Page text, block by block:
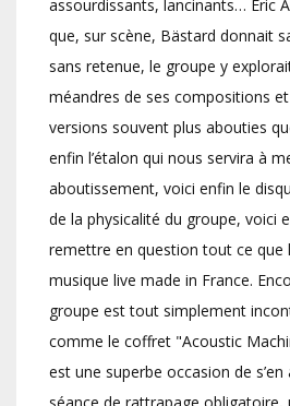
assourdissants, lancinants… Eric
que, sur scène, Bästard donnait
sans retenue, le groupe y
méandres de ses compositions
versions souvent plus abouties
enfin l’étalon qui nous servira à
aboutissement, voici enfin le
de la physicalité du groupe, voici
remettre en question tout ce que
musique live made in France.
groupe est tout simplement
comme le coffret "Acoustic
est une superbe occasion de